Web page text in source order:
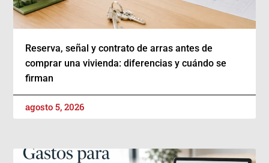
Reserva, señal y contrato de arras antes de
comprar una vivienda: diferencias y cuándo se
firman
agosto 5, 2026